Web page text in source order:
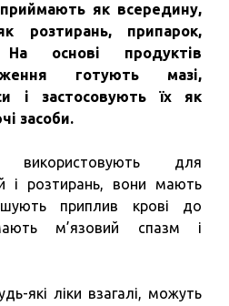
як всередину,
розтирань, припарок,
На основі продуктів
готують мазі,
і застосовують їх як
засоби.
використовують для
і розтирань, вони мають
приплив крові до
м’язовий спазм і
які ліки взагалі, можуть